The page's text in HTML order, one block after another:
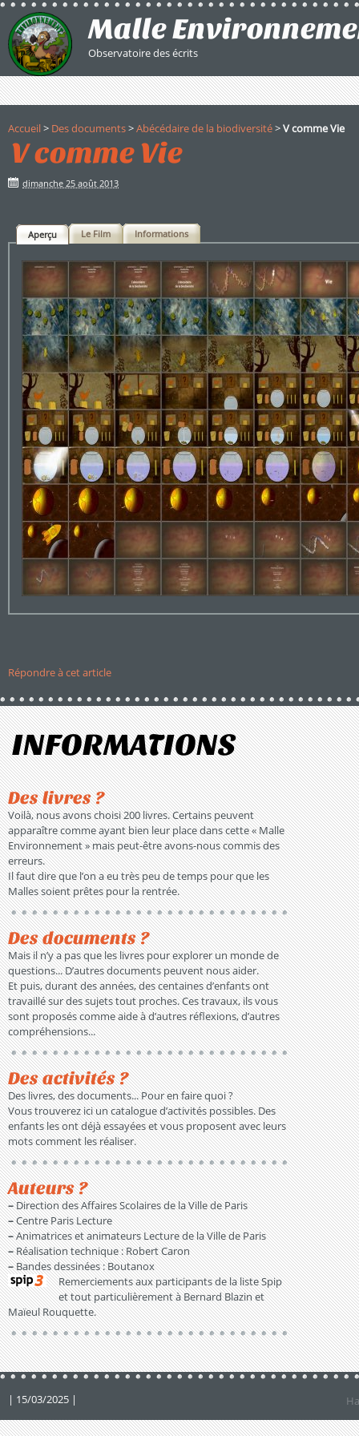
Malle
Observatoire des écrits
Accueil> Des documents>Abécédaire de la biodiversité>V comme Vie
V comme Vie
dimanche 25 août 2013
Aperçu Le Film Informations
Répondre à cet article
INFORMATIONS
Des livres ?
Voilà, nous avons choisi 200 livres. Certains peuvent
apparaître comme ayant bien leur place dans cette « Malle
Environnement » mais peut-être avons-nous commis des
erreurs.
Il faut dire que l’on a eu très peu de temps pour que les
Malles soient prêtes pour la rentrée.
Des documents ?
Mais il n’y a pas que les livres pour explorer un monde de
questions... D’autres documents peuvent nous aider.
Et puis, durant des années, des centaines d’enfants ont
travaillé sur des sujets tout proches. Ces travaux, ils vous
sont proposés comme aide à d’autres réflexions, d’autres
compréhensions...
Des activités ?
Des livres, des documents... Pour en faire quoi ?
Vous trouverez ici un catalogue d’activités possibles. Des
enfants les ont déjà essayées et vous proposent avec leurs
mots comment les réaliser.
Auteurs ?
–Direction des Affaires Scolaires de la Ville de Paris
–Centre Paris Lecture
–Animatrices et animateurs Lecture de la Ville de Paris
–Réalisation technique : Robert Caron
–Bandes dessinées : Boutanox
Remerciements aux participants de la liste Spip
et tout particulièrement à Bernard Blazin et
Maïeul Rouquette.
| 15/03/2025 |